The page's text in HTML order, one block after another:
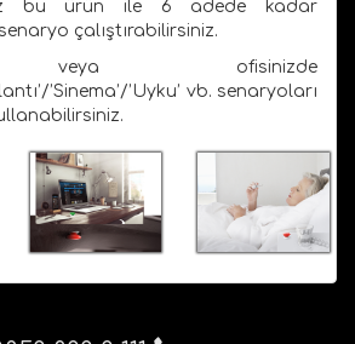
bu ürün ile 6 adede kadar
çalıştırabilirsiniz.
veya ofisinizde
’Sinema’/’Uyku’ vb. senaryoları